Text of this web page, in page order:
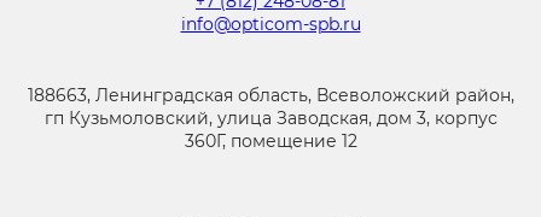
info@opticom-spb.ru
188663, Ленинградская область, Всеволожский район,
гп Кузьмоловский, улица Заводская, дом 3, корпус
360Г, помещение 12